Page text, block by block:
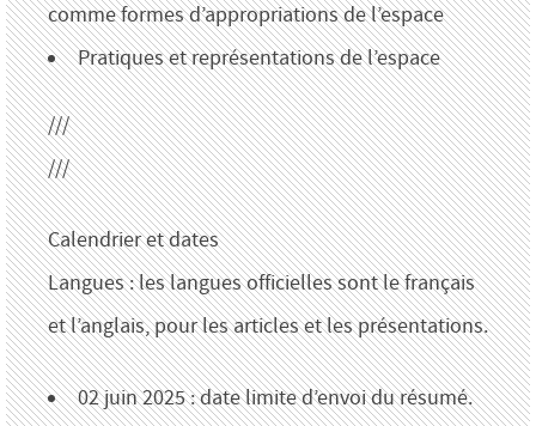
comme formes d’appropriations de l’espace
Pratiques et représentations de l’espace
///
///
Calendrier et dates
Langues : les langues officielles sont le français
et l’anglais, pour les articles et les présentations.
02 juin 2025 : date limite d’envoi du résumé.